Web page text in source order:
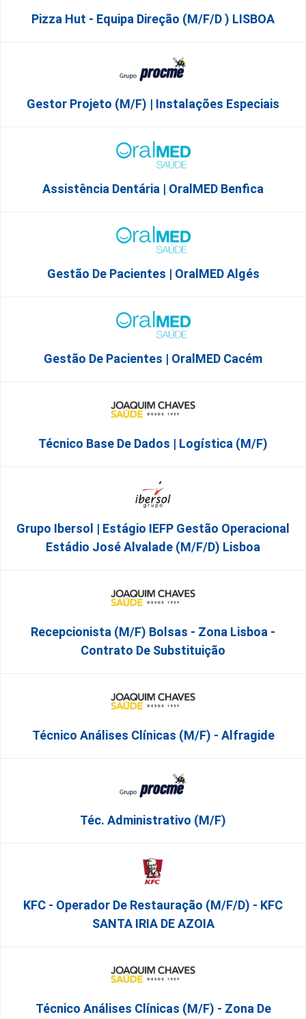
Pizza Hut - Equipa Direção (m/f/d ) LISBOA
Gestor Projeto (m/f) | Instalações Especiais
Assistência Dentária | OralMED Benfica
Gestão De Pacientes | OralMED Algés
Gestão De Pacientes | OralMED Cacém
Técnico Base De Dados | Logística (M/F)
Grupo Ibersol | Estágio IEFP Gestão Operacional
Estádio José Alvalade (m/f/d) Lisboa
Recepcionista (M/F) Bolsas - Zona Lisboa -
Contrato De Substituição
Técnico Análises Clínicas (M/F) - Alfragide
Téc. Administrativo (m/f)
KFC - Operador De Restauração (m/f/d) - KFC
SANTA IRIA DE AZOIA
Técnico Análises Clínicas (M/F) - Zona De